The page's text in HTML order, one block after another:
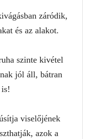
záródik,
és az alakot.
szinte kivétel
jól áll, bátran
viselőjének
azok a